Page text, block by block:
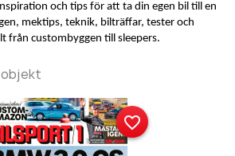
och tips för att ta din egen bil till en
mektips, teknik, bilträffar, tester och
från custombyggen till sleepers.
objekt
favorite_border